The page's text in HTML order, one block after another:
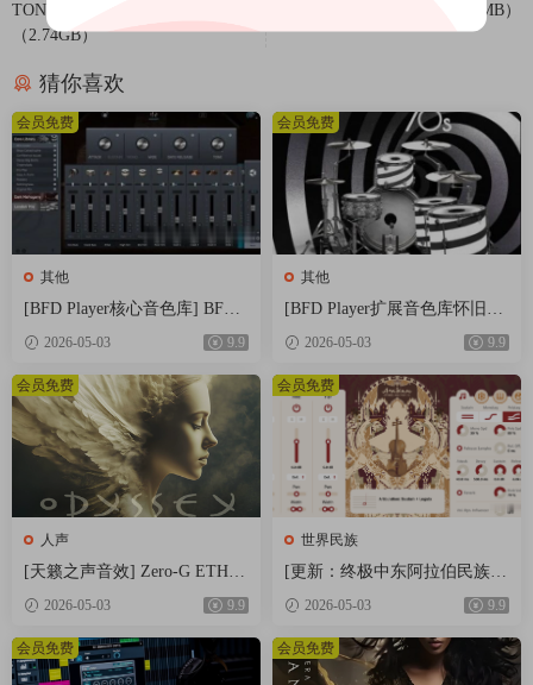
and emotion. Legato and round robin options give life and human
feel to your playing, whether you’re scoring a scene or composing
worshipful ambient music.
Unleash the power of our innovative 4-layer instrument, complete
with an intuitive XY pad, and craft evolving soundscapes that will
transport your listeners. With a vast collection of meticulously
designed sound sources, the possibilities are endless. Create infinite
unique patches using the randomisation feature.
Beyond the Guitar
In addition to clean tones, FRETS includes:
– Shimmer & Pads – processed guitars turned into soft, glowing
textures
– Guitar Synths – sampled sounds from iconic vintage units like the
Roland GR-300, VG-8 and others, offering classic post-rock and
cinematic vibes
– Ebow sustained sounds, with ornaments for evolving
performances.
– and more…
Built in Arpeggiator
The built-in arpeggiator lets you create rhythmic, plucky patterns
ideal for modern cinematic and inspirational styles – tight, muted
phrases that pulse with subtle energy.
TONEX MAX v1.10.1-TCD [WiN]
（2.74GB）
（464MB）
猜你喜欢
其他
[BFD Player核心音色库] BFD
Drums BFD Player Core Library
2026-05-03 9.9
会员免费
其他
[BFD Player扩展音色库怀旧摇
滚] BFD Drums BFD Player Ext
ension London 70s v1.0.0.13-R2
R（2.71GB）
2026-05-03 9.9
会员免费
人声
[天籁之声音效] Zero-G ETHE
RA Gold Odyssey v1.0.2 [KONT
2026-05-03 9.9
会员免费
世界民族
[更新：终极中东阿拉伯民族管
弦乐音源合集] Strezov Samplin
g Arabian Ethnic Orchestra v1.1
[KONTAKT]（57.37GB）
2026-05-03 9.9
会员免费
会员免费 会员免费